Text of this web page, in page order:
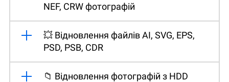
NEF, CRW фотографій
💥 Відновлення файлів AI, SVG, EPS,
PSD, PSB, CDR
📁 Відновлення фотографій з HDD